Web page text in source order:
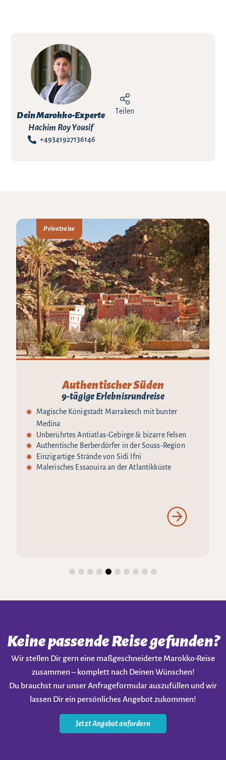
Dein Marokko-Experte
Hachim Roy Yousif
+49341927136146
Teilen
Privatreise
Authentischer Süden
9-tägige Erlebnisrundreise
Magische Königstadt Marrakesch mit bunter
Medina
Unberührtes Antiatlas-Gebirge & bizarre Felsen
Authentische Berberdörfer in der Souss-Region
Einzigartige Strände von Sidi Ifni
Malerisches Essaouira an der Atlantikküste
Keine passende Reise gefunden?
Wir stellen Dir gern eine maßgeschneiderte Marokko-Reise
zusammen – komplett nach Deinen Wünschen!
Du brauchst nur unser Anfrageformular auszufüllen und wir
lassen Dir ein persönliches Angebot zukommen!
Jetzt Angebot anfordern